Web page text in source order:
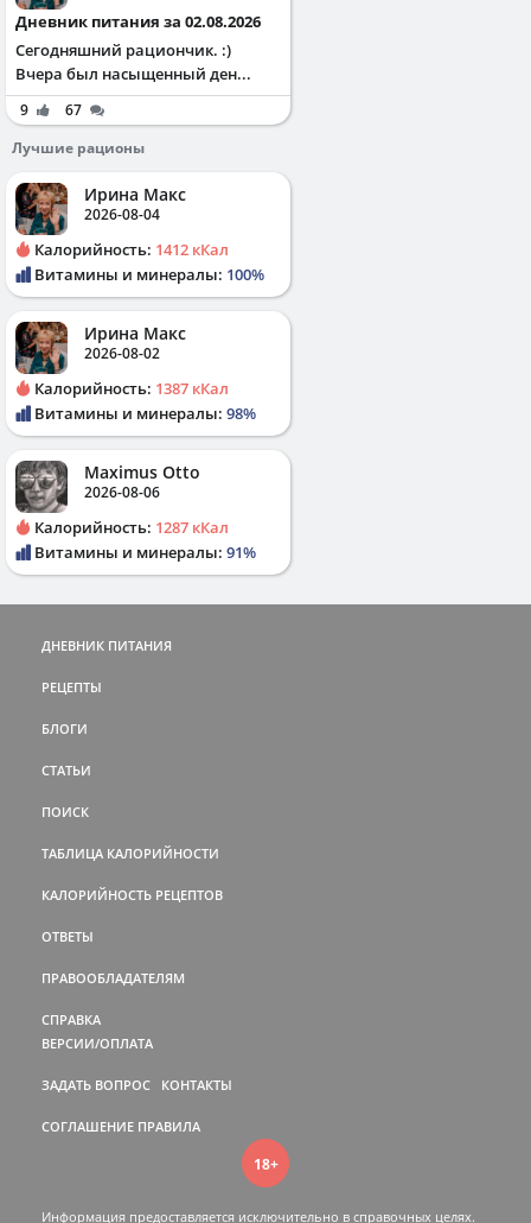
Дневник питания за 02.08.2026
Сегодняшний рациончик. :)
Вчера был насыщенный ден...
9
67
Лучшие рационы
Ирина Макс
2026-08-04
Калорийность: 1412 кКал
Витамины и минералы: 100%
Ирина Макс
2026-08-02
Калорийность: 1387 кКал
Витамины и минералы: 98%
Maximus Otto
2026-08-06
Калорийность: 1287 кКал
Витамины и минералы: 91%
ДНЕВНИК ПИТАНИЯ
РЕЦЕПТЫ
БЛОГИ
СТАТЬИ
ПОИСК
ТАБЛИЦА КАЛОРИЙНОСТИ
КАЛОРИЙНОСТЬ РЕЦЕПТОВ
ОТВЕТЫ
ПРАВООБЛАДАТЕЛЯМ
СПРАВКА
ВЕРСИИ/ОПЛАТА
ЗАДАТЬ ВОПРОС КОНТАКТЫ
СОГЛАШЕНИЕ ПРАВИЛА
18+
Информация предоставляется исключительно в справочных целях.